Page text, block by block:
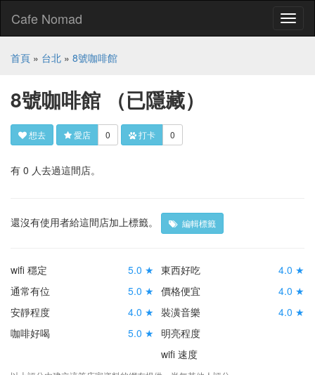
Cafe Nomad
首頁 » 台北 » 8號咖啡館
8號咖啡館 （已隱藏）
想去 愛店 0 打卡 0
有 0 人去過這間店。
還沒有使用者給這間店加上標籤。 編輯標籤
wifi 穩定
5.0 ★
通常有位
5.0 ★
安靜程度
4.0 ★
咖啡好喝
5.0 ★
東西好吃
4.0 ★
價格便宜
4.0 ★
裝潢音樂
4.0 ★
明亮程度
wifi 速度